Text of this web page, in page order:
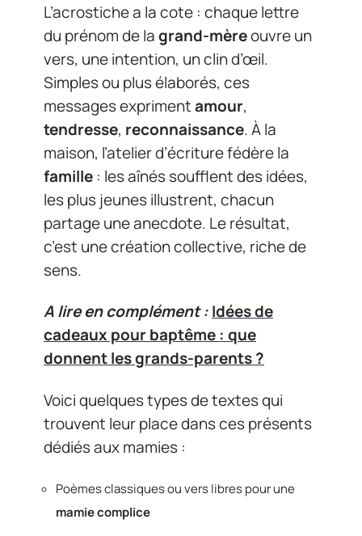
L’acrostiche a la cote : chaque lettre
du prénom de lagrand-mèreouvre un
vers, une intention, un clin d’œil.
Simples ou plus élaborés, ces
messages exprimentamour,
tendresse, reconnaissance. À la
maison, l’atelier d’écriture fédère la
famille : les aînés soufflent des idées,
les plus jeunes illustrent, chacun
partage une anecdote. Le résultat,
c’est une création collective, riche de
sens.
A lire en complément :Idées de
cadeaux pour baptême : que
donnent les grands-parents ?
Voici quelques types de textes qui
trouvent leur place dans ces présents
dédiés aux mamies :
Poèmes classiques ou vers libres pour une
mamie complice